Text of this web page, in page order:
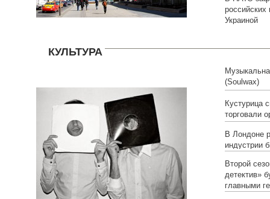
российских
Украиной
КУЛЬТУРА
(Soulwax)
Кустурица
торговали
В Лондоне
индустрии
Второй
детектив»
главными